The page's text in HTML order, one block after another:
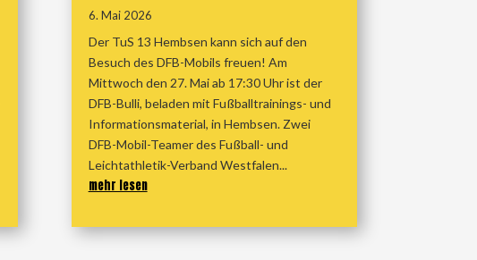
6. Mai 2026
Der TuS 13 Hembsen kann sich auf den
Besuch des DFB-Mobils freuen! Am
Mittwoch den 27. Mai ab 17:30 Uhr ist der
DFB-Bulli, beladen mit Fußballtrainings- und
Informationsmaterial, in Hembsen. Zwei
DFB-Mobil-Teamer des Fußball- und
Leichtathletik-Verband Westfalen...
mehr lesen